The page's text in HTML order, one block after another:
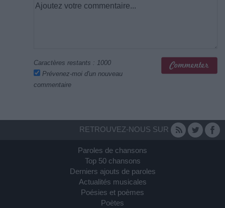
Caractères restants : 1000
Prévenez-moi d'un nouveau
commentaire
RETROUVEZ-NOUS SUR
Paroles de chansons
Top 50 chansons
Derniers ajouts de paroles
Actualités musicales
Poésies et poèmes
Poètes